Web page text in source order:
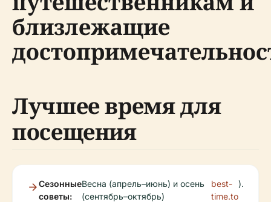
близлежащие
Лучшее время для
посещения
Сезонные
советы:
Весна (апрель–июнь) и осень
(сентябрь–октябрь)
best-
time.to
).